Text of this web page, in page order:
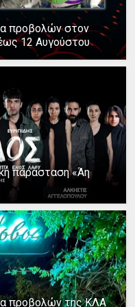
προβολών στον
12 Αυγούστου
παράσταση «Άη
προβολών της ΚΛΑ